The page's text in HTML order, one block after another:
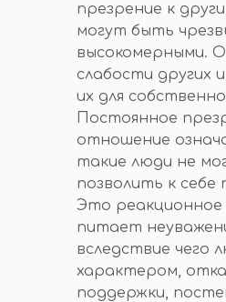
презрение к
могут быть
высокомерными.
слабости других
их для
Постоянное
отношение
такие люди не
позволить к себе
Это
питает
вследствие чего
характером,
поддержки,